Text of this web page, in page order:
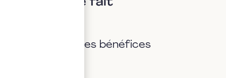
A. Imposition des bénéfices